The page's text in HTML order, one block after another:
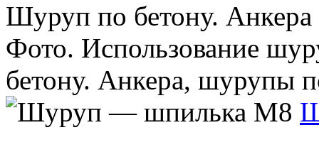
Шуруп по бетону.
Фото. Использование
бетону. Анкера, шурупы